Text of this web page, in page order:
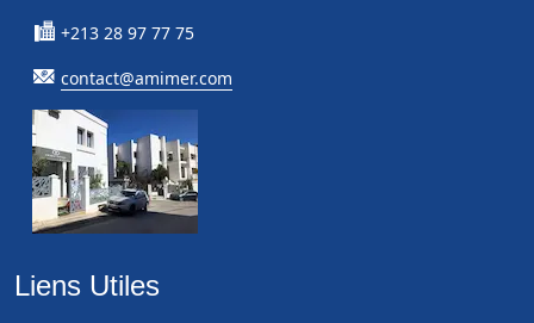
+213 28 97 77 75
contact@amimer.com
Liens Utiles